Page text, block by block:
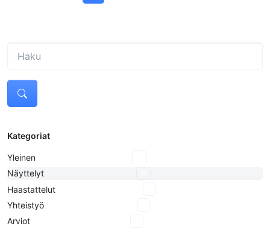
Kategoriat
Yleinen
Näyttelyt
Haastattelut
Yhteistyö
Arviot